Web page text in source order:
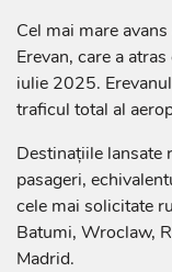
Cel mai mare
Erevan, care a
iulie 2025.
traficul total al
Destinațiile lansate
pasageri,
cele mai solicitate
Batumi, Wroclaw,
Madrid.